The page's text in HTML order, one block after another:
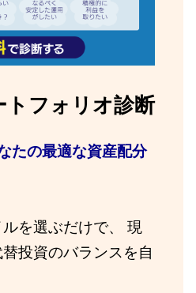
トフォリオ診断
たの最適な資産配分
を選ぶだけで、 現
投資のバランスを自